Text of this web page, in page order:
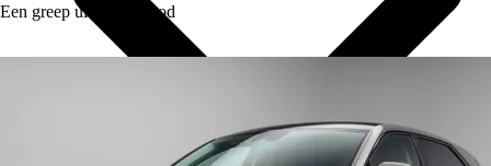
Een greep uit ons aanbod